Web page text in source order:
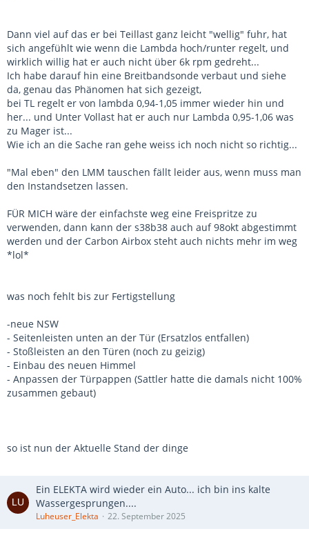
Dann viel auf das er bei Teillast ganz leicht "wellig" fuhr, hat
sich angefühlt wie wenn die Lambda hoch/runter regelt, und
wirklich willig hat er auch nicht über 6k rpm gedreht...
Ich habe darauf hin eine Breitbandsonde verbaut und siehe
da, genau das Phänomen hat sich gezeigt,
bei TL regelt er von lambda 0,94-1,05 immer wieder hin und
her... und Unter Vollast hat er auch nur Lambda 0,95-1,06 was
zu Mager ist...
Wie ich an die Sache ran gehe weiss ich noch nicht so richtig...
"Mal eben" den LMM tauschen fällt leider aus, wenn muss man
den Instandsetzen lassen.
FÜR MICH wäre der einfachste weg eine Freispritze zu
verwenden, dann kann der s38b38 auch auf 98okt abgestimmt
werden und der Carbon Airbox steht auch nichts mehr im weg
*lol*
was noch fehlt bis zur Fertigstellung
-neue NSW
- Seitenleisten unten an der Tür (Ersatzlos entfallen)
- Stoßleisten an den Türen (noch zu geizig)
- Einbau des neuen Himmel
- Anpassen der Türpappen (Sattler hatte die damals nicht 100%
zusammen gebaut)
so ist nun der Aktuelle Stand der dinge
Ein ELEKTA wird wieder ein Auto... ich bin ins kalte
Wassergesprungen....
Luheuser_Elekta 22. September 2025